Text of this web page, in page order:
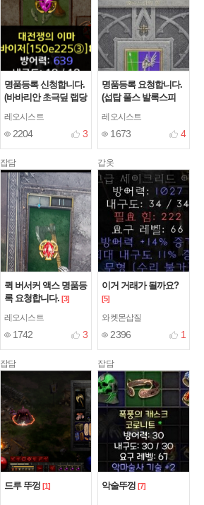
명품등록 신청합니다.
(바바리안 초극딮 랩당
레오시스트
2204 3
명품등록 요청합니다.
(섭탑 풀스 발록스피
레오시스트
1673 4
잡담
퀵 버서커 액스 명품등
록 요청합니다. [3]
레오시스트
1742 3
갑옷
이거 거래가 될까요?
[5]
와켓몬삽질
2396 1
잡담
드루 뚜껑 [1]
잡담
악술뚜껑 [7]